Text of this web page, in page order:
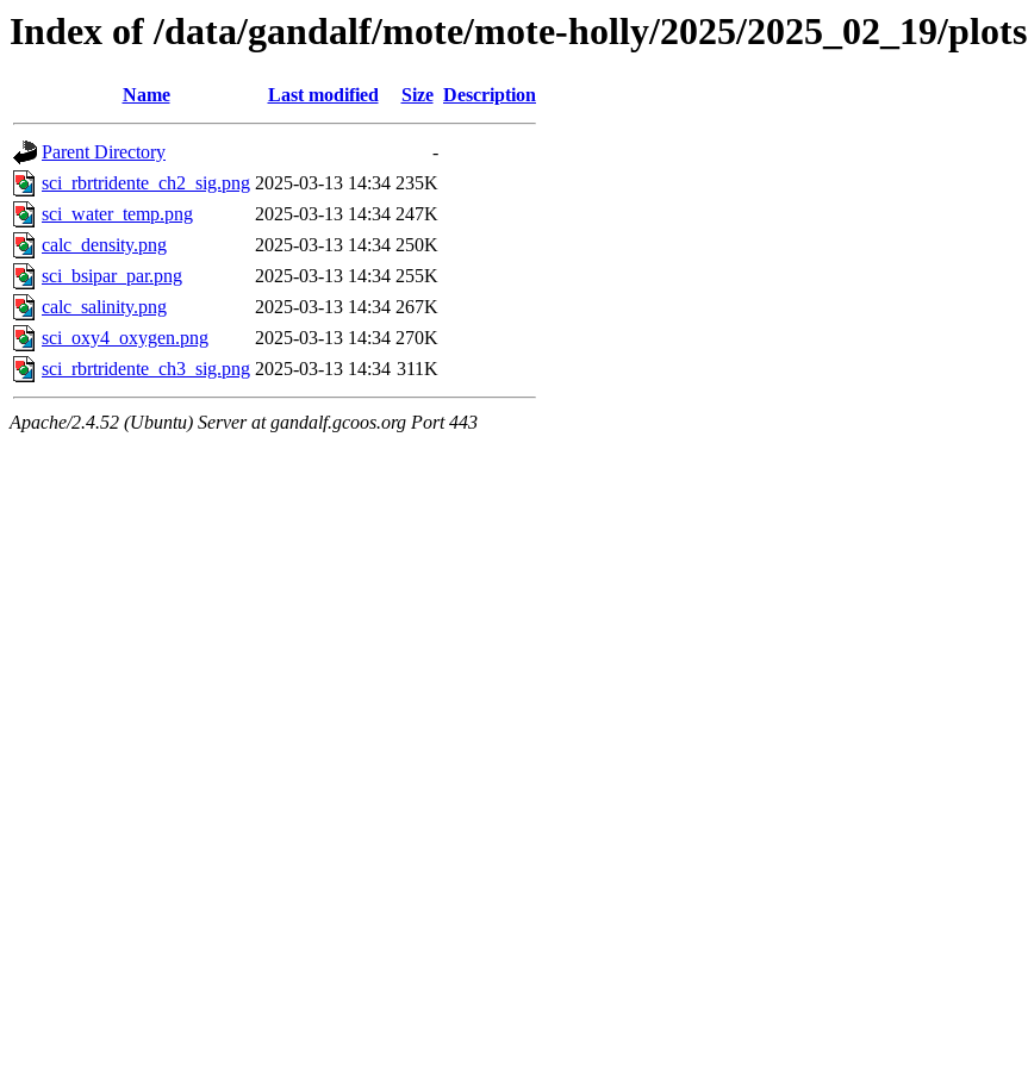
Index of /data/gandalf/mote/mote-holly/2025/2025_02_19/plots
Name Last modified Size Description
Parent Directory
-
sci_rbrtridente_ch2_sig.png 2025-03-13 14:34 235K
sci_water_temp.png
2025-03-13 14:34 247K
calc_density.png
2025-03-13 14:34 250K
sci_bsipar_par.png
2025-03-13 14:34 255K
calc_salinity.png
2025-03-13 14:34 267K
sci_oxy4_oxygen.png
2025-03-13 14:34 270K
sci_rbrtridente_ch3_sig.png 2025-03-13 14:34 311K
Apache/2.4.52 (Ubuntu) Server at gandalf.gcoos.org Port 443